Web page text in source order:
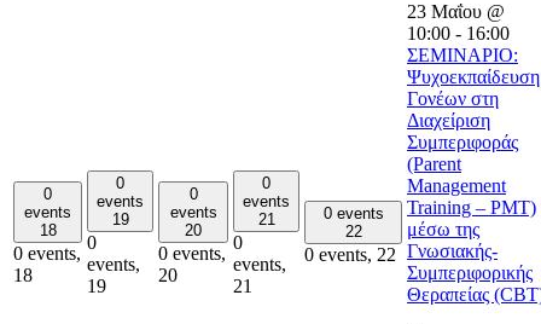
0
events
18
0 events,
18
0
events
19
0
events,
19
0
events
20
0 events,
20
0
events
21
0
events,
21
0 events
22
0 events, 22
23 Μαΐου @
10:00 - 16:00
ΣΕΜΙΝΑΡΙΟ:
Ψυχοεκπαίδευση
Γονέων στη
Διαχείριση
Συμπεριφοράς
(Parent
Management
Training – PMT)
μέσω της
Γνωσιακής-
Συμπεριφορικής
Θεραπείας